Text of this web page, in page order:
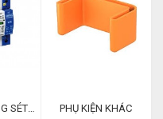
SÉT
PHỤ KIỆN KHÁC